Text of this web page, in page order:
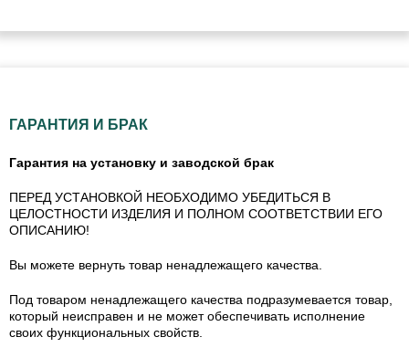
ГАРАНТИЯ И БРАК
Гарантия на установку и заводской брак
ПЕРЕД УСТАНОВКОЙ НЕОБХОДИМО УБЕДИТЬСЯ В
ЦЕЛОСТНОСТИ ИЗДЕЛИЯ И ПОЛНОМ СООТВЕТСТВИИ ЕГО
ОПИСАНИЮ!
Вы можете вернуть товар ненадлежащего качества.
Под товаром ненадлежащего качества подразумевается товар,
который неисправен и не может обеспечивать исполнение
своих функциональных свойств.